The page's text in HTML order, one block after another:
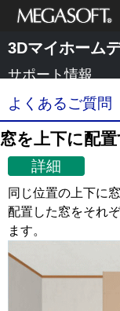
メガソフト株式
会社
3Dマイホーム
サポート情報
よくあるご質問
窓を上下に配置
詳細
同じ位置の上下に
配置した窓をそれ
ます。